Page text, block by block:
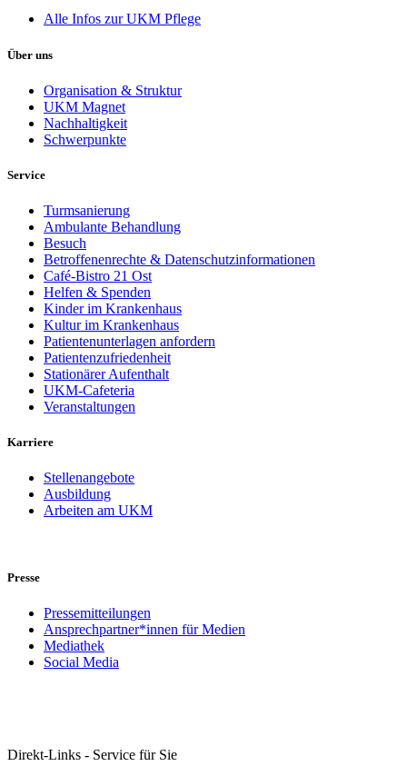
Alle Infos zur UKM Pflege
Über uns
Organisation & Struktur
UKM Magnet
Nachhaltigkeit
Schwerpunkte
Service
Turmsanierung
Ambulante Behandlung
Besuch
Betroffenenrechte & Datenschutzinformationen
Café-Bistro 21 Ost
Helfen & Spenden
Kinder im Krankenhaus
Kultur im Krankenhaus
Patientenunterlagen anfordern
Patientenzufriedenheit
Stationärer Aufenthalt
UKM-Cafeteria
Veranstaltungen
Karriere
Stellenangebote
Ausbildung
Arbeiten am UKM
Presse
Pressemitteilungen
Ansprechpartner*innen für Medien
Mediathek
Social Media
Direkt-Links - Service für Sie